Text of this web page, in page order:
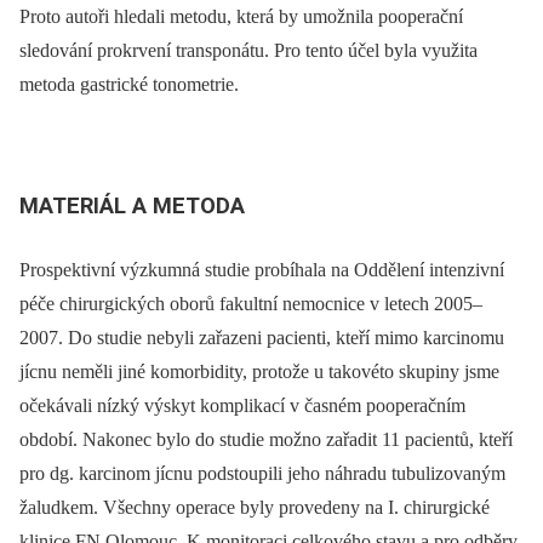
Proto autoři hledali metodu, která by umožnila pooperační
sledování prokrvení transponátu. Pro tento účel byla využita
metoda gastrické tonometrie.
MATERIÁL A METODA
Prospektivní výzkumná studie probíhala na Oddělení intenzivní
péče chirurgických oborů fakultní nemocnice v letech 2005–
2007. Do studie nebyli zařazeni pacienti, kteří mimo karcinomu
jícnu neměli jiné komorbidity, protože u takovéto skupiny jsme
očekávali nízký výskyt komplikací v časném pooperačním
období. Nakonec bylo do studie možno zařadit 11 pacientů, kteří
pro dg. karcinom jícnu podstoupili jeho náhradu tubulizovaným
žaludkem. Všechny operace byly provedeny na I. chirurgické